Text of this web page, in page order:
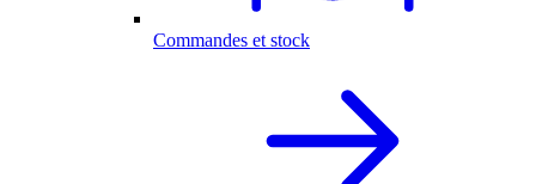
Commandes et stock